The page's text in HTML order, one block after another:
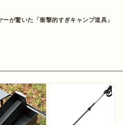
が驚いた「衝撃的すぎキャンプ道具」